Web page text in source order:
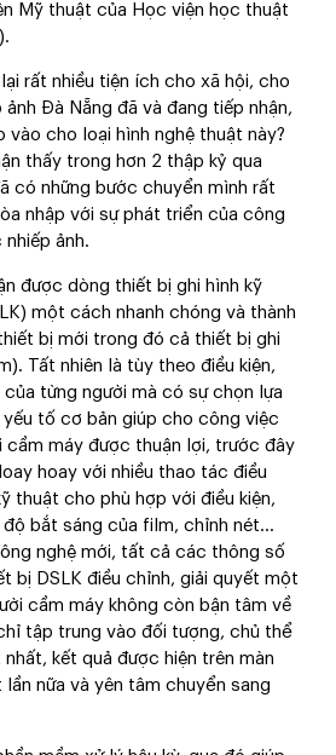
Mỹ thuật của Học viện học thuật
rất nhiều tiện ích cho xã hội, cho
Đà Nẵng đã và đang tiếp nhận,
vào cho loại hình nghệ thuật này?
thấy trong hơn 2 thập kỷ qua
có những bước chuyển mình rất
nhập với sự phát triển của công
ảnh.
được dòng thiết bị ghi hình kỹ
một cách nhanh chóng và thành
bị mới trong đó cả thiết bị ghi
Tất nhiên là tùy theo điều kiện,
của từng người mà có sự chọn lựa
tố cơ bản giúp cho công việc
cầm máy được thuận lợi, trước đây
hoay với nhiều thao tác điều
thuật cho phù hợp với điều kiện,
bắt sáng của film, chỉnh nét…
nghệ mới, tất cả các thông số
bị DSLK điều chỉnh, giải quyết một
cầm máy không còn bận tâm về
tập trung vào đối tượng, chủ thể
kết quả được hiện trên màn
nữa và yên tâm chuyển sang